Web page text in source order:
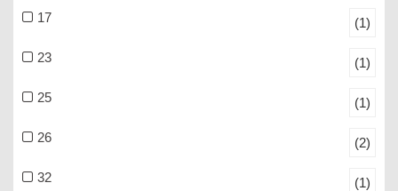
17 (1)
23 (1)
25 (1)
26 (2)
32 (1)